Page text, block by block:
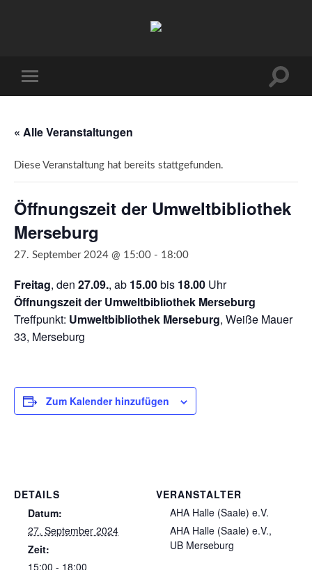
Saale
Menü
« Alle Veranstaltungen
Diese Veranstaltung hat bereits stattgefunden.
Öffnungszeit der Umweltbibliothek
Merseburg
27. September 2024 @ 15:00 - 18:00
Freitag, den 27.09., ab 15.00bis 18.00 Uhr
Öffnungszeit der Umweltbibliothek Merseburg
Treffpunkt: Umweltbibliothek Merseburg, Weiße Mauer
33, Merseburg
Zum Kalender hinzufügen
DETAILS
Datum:
27. September 2024
Zeit:
15:00 - 18:00
VERANSTALTER
AHA Halle (Saale) e.V.
AHA Halle (Saale) e.V.,
UB Merseburg